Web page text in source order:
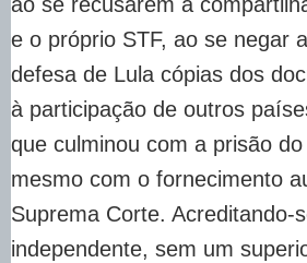
ao se recusarem a
e o próprio STF, ao se negar
defesa de Lula cópias dos
à participação de outros
que culminou com a prisão
mesmo com o fornecimento
Suprema Corte. Acreditando-
independente, sem um